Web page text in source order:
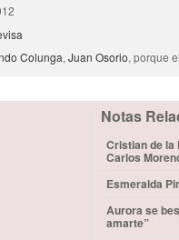
Colunga, Juan Osorio, porque
Notas
Cristian de la
Carlos
Esmeralda
Aurora se
amarte”